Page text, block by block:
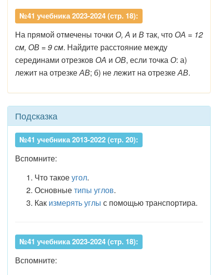
№41 учебника 2023-2024 (стр. 18):
На прямой отмечены точки О, А и В так, что ОА = 12
см, ОВ = 9 см. Найдите расстояние между
серединами отрезков ОА и ОВ, если точка О: а)
лежит на отрезкеАВ; б) не лежит на отрезкеАВ.
Подсказка
№41 учебника 2013-2022 (стр. 20):
Вспомните:
Что такоеугол.
Основныетипы углов.
Как измерять углы с помощью транспортира.
№41 учебника 2023-2024 (стр. 18):
Вспомните: